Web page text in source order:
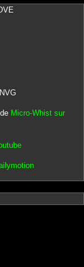
Micro-Whist sur